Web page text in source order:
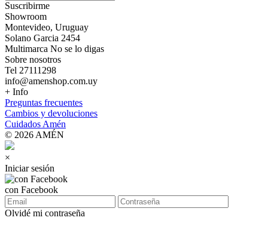
Suscribirme
Showroom
Montevideo, Uruguay
Solano Garcia 2454
Multimarca No se lo digas
Sobre nosotros
Tel 27111298
info@amenshop.com.uy
+ Info
Preguntas frecuentes
Cambios y devoluciones
Cuidados Amén
© 2026 AMÉN
×
Iniciar sesión
con Facebook
Olvidé mi contraseña